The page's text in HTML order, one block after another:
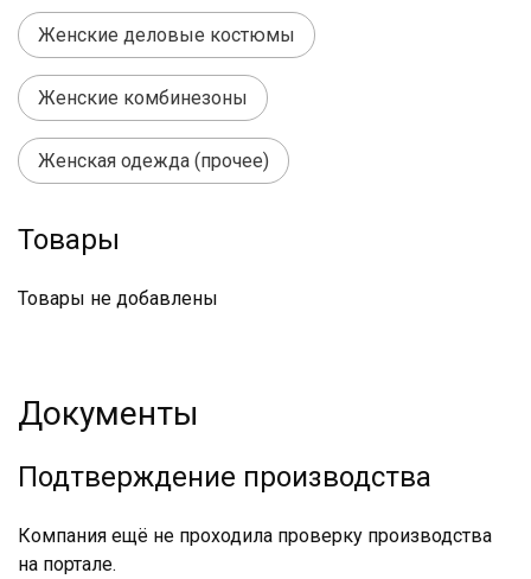
Женские деловые костюмы
Женские комбинезоны
Женская одежда (прочее)
Товары
Товары не добавлены
Документы
Подтверждение производства
Компания ещё не проходила проверку производства
на портале.